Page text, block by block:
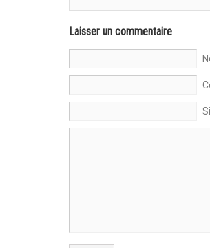
Laisser un commentaire